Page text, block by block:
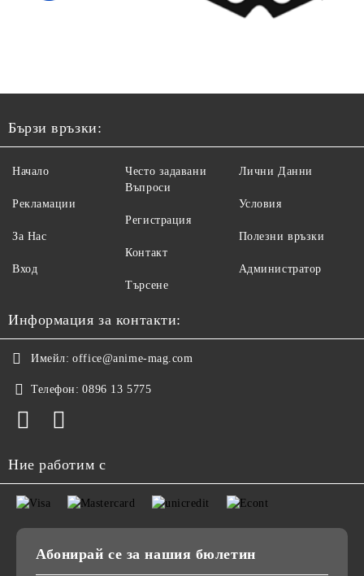
Бързи връзки:
Начало
Рекламации
За Нас
Вход
Често задавани
Въпроси
Регистрация
Контакт
Търсене
Лични Данни
Условия
Полезни връзки
Администратор
Информация за контакти:
Имейл: office@anime-mag.com
Телефон: 0896 13 5775
Ние работим с
Абонирай се за нашия бюлетин